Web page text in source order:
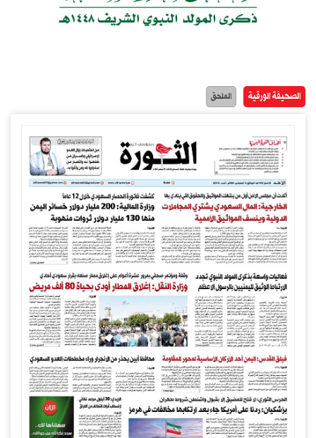
الصحيفة الورقية الملحق